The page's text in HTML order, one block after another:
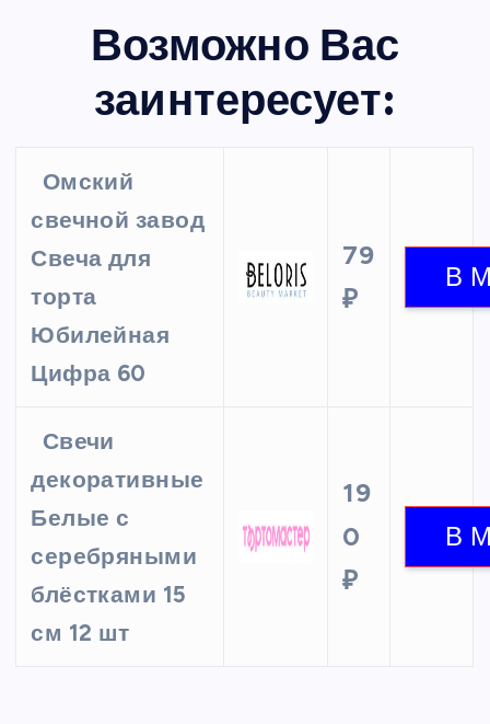
Возможно Вас
заинтересует:
Омский
свечной завод
Свеча для
торта
Юбилейная
Цифра 60
79
₽
Свечи
декоративные
Белые с
серебряными
блёстками 15
см 12 шт
19
0
₽